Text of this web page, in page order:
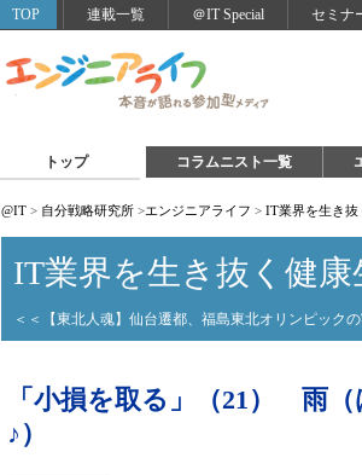
TOP 連載一覧 ＠IT Special セミナ
トップ コラムニスト一覧
@IT > 自分戦略研究所 >エンジニアライフ > IT業界を生き抜
IT業界を生き抜く健康
＜＜【東北人魂】仙台遷都、福島東北オリンピック
「小損を取る」（21） 雨
♪）